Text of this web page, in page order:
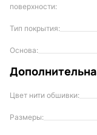
поверхности:
Тип покрытия:
Основа:
Цвет нити обшивки:
Размеры: